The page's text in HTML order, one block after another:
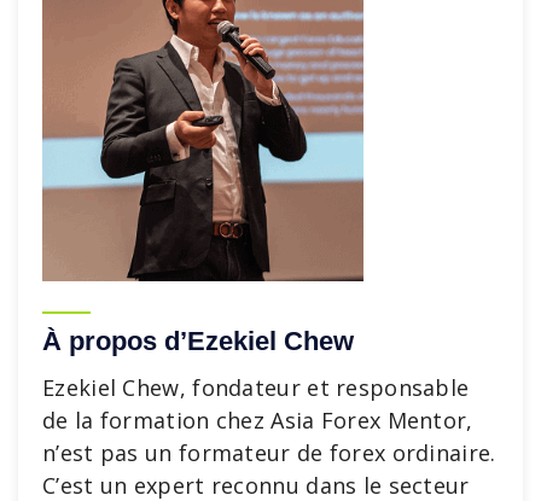
À propos d’Ezekiel Chew
Ezekiel Chew, fondateur et responsable
de la formation chez Asia Forex Mentor,
n’est pas un formateur de forex ordinaire.
C’est un expert reconnu dans le secteur